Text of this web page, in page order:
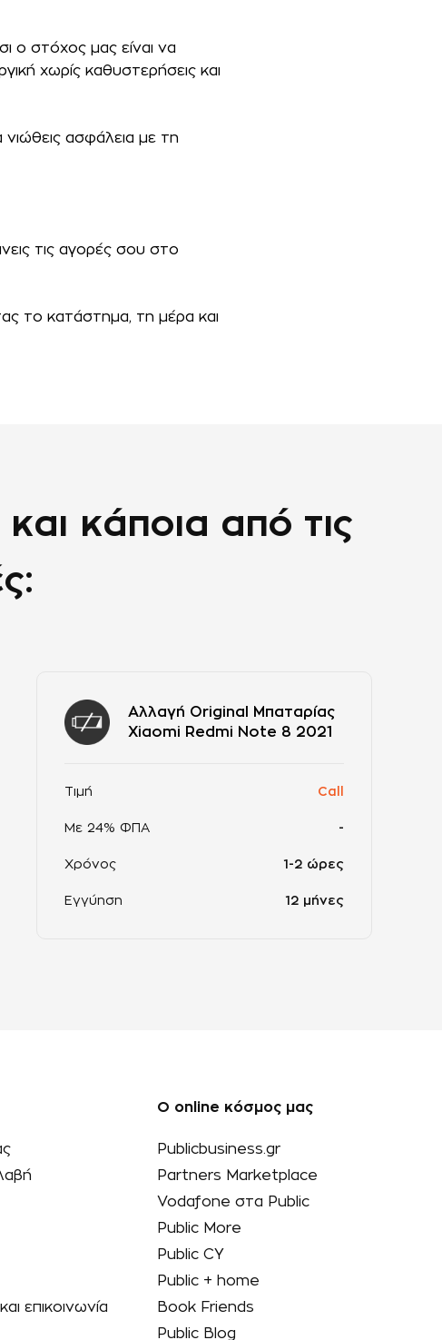
ο στόχος μας είναι να
χωρίς καθυστερήσεις και
νιώθεις ασφάλεια με τη
τις αγορές σου στο
το κατάστημα, τη μέρα και
κάποια από τις
Αλλαγή Original Μπαταρίας
Xiaomi Redmi Note 8 2021
Τιμή Call
Με 24% ΦΠΑ -
Χρόνος 1-2 ώρες
Εγγύηση 12 μήνες
επικοινωνία
Ο online κόσμος μας
Publicbusiness.gr
Partners Marketplace
Vodafone στα Public
Public More
Public CY
Public + home
Book Friends
Public Blog